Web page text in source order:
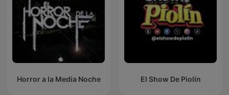
Horror a la Media Noche El Show De Piolín